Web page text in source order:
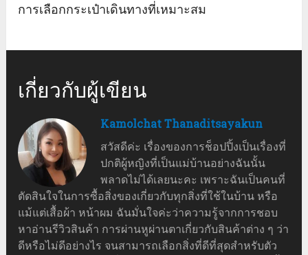
การเลือกกระเป๋าเดินทางที่เหมาะสม
เกี่ยวกับผู้เขียน
Kamolchat Thanaditsayakun
สวัสดีค่ะ เรื่องของการช็อปปิ้งเป็นเรื่องที่
ปกติผู้หญิงที่เป็นแม่บ้านอย่างฉันนั้น
พลาดไม่ได้เลยนะคะ เพราะฉันเป็นคนที่
ตัดสินใจในการซื้อสิ่งของเกี่ยวกับทุกสิ่งที่ใช้ในบ้าน หรือ
แม้แต่เสื้อผ้า หน้าผม ฉันมั่นใจค่ะว่าความรู้จากการชอบ
หาอ่านรีวิวสินค้า การผ่านหูผ่านตาเกี่ยวกับสินค้าต่าง ๆ ว่า
ดีหรือไม่ดีอย่างไร จนสามารถเลือกสิ่งที่ดีที่สุดสำหรับตัว